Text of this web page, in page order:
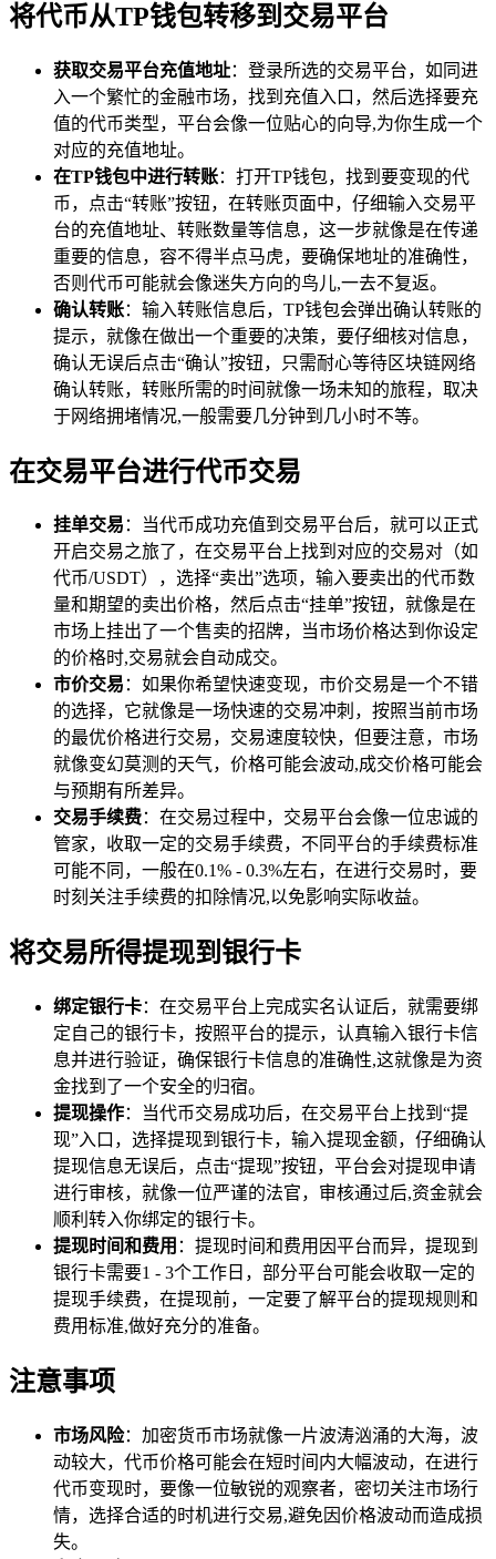
将代币从TP钱包转移到交易平台
获取交易平台充值地址：登录所选的交易平台，如同进
入一个繁忙的金融市场，找到充值入口，然后选择要充
值的代币类型，平台会像一位贴心的向导,为你生成一个
对应的充值地址。
在TP钱包中进行转账：打开TP钱包，找到要变现的代
币，点击“转账”按钮，在转账页面中，仔细输入交易平
台的充值地址、转账数量等信息，这一步就像是在传递
重要的信息，容不得半点马虎，要确保地址的准确性，
否则代币可能就会像迷失方向的鸟儿,一去不复返。
确认转账：输入转账信息后，TP钱包会弹出确认转账的
提示，就像在做出一个重要的决策，要仔细核对信息，
确认无误后点击“确认”按钮，只需耐心等待区块链网络
确认转账，转账所需的时间就像一场未知的旅程，取决
于网络拥堵情况,一般需要几分钟到几小时不等。
在交易平台进行代币交易
挂单交易 ：当代币成功充值到交易平台后，就可以正式
开启交易之旅了，在交易平台上找到对应的交易对（如
代币/USDT），选择“卖出”选项，输入要卖出的代币数
量和期望的卖出价格，然后点击“挂单”按钮，就像是在
市场上挂出了一个售卖的招牌，当市场价格达到你设定
的价格时,交易就会自动成交。
市价交易 ：如果你希望快速变现，市价交易是一个不错
的选择，它就像是一场快速的交易冲刺，按照当前市场
的最优价格进行交易，交易速度较快，但要注意，市场
就像变幻莫测的天气，价格可能会波动,成交价格可能会
与预期有所差异。
交易手续费：在交易过程中，交易平台会像一位忠诚的
管家，收取一定的交易手续费，不同平台的手续费标准
可能不同，一般在0.1% - 0.3%左右，在进行交易时，要
时刻关注手续费的扣除情况,以免影响实际收益。
将交易所得提现到银行卡
绑定银行卡：在交易平台上完成实名认证后，就需要绑
定自己的银行卡，按照平台的提示，认真输入银行卡信
息并进行验证，确保银行卡信息的准确性,这就像是为资
金找到了一个安全的归宿。
提现操作：当代币交易成功后，在交易平台上找到“提
现”入口，选择提现到银行卡，输入提现金额，仔细确认
提现信息无误后，点击“提现”按钮，平台会对提现申请
进行审核，就像一位严谨的法官，审核通过后,资金就会
顺利转入你绑定的银行卡。
提现时间和费用 ：提现时间和费用因平台而异，提现到
银行卡需要1 - 3个工作日，部分平台可能会收取一定的
提现手续费，在提现前，一定要了解平台的提现规则和
费用标准,做好充分的准备。
注意事项
市场风险：加密货币市场就像一片波涛汹涌的大海，波
动较大，代币价格可能会在短时间内大幅波动，在进行
代币变现时，要像一位敏锐的观察者，密切关注市场行
情，选择合适的时机进行交易,避免因价格波动而造成损
失。